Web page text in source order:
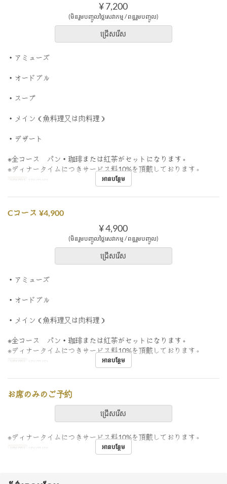
¥ 7,200
(មិនរួមបញ្ចូលថ្លៃសេវាកម្ម / ពន្ធរួមបញ្ចូល)
ជ្រើសរើស
・アミューズ
・オードブル
・スープ
・メイン（魚料理又は肉料理）
・デザート
※全コース パン・珈琲または紅茶がセットになります。
※ディナータイムにつきサービス料10%を頂戴しております。
អាហារ អាហារឡ អានបន្ថែម
Cコース ¥4,900
¥ 4,900
(មិនរួមបញ្ចូលថ្លៃសេវាកម្ម / ពន្ធរួមបញ្ចូល)
ជ្រើសរើស
・アミューズ
・オードブル
・メイン（魚料理又は肉料理）
※全コース パン・珈琲または紅茶がセットになります。
※ディナータイムにつきサービス料10%を頂戴しております。
អាហារ អាហារឡ អានបន្ថែម
お席のみのご予約
ជ្រើសរើស
※ディナータイムにつきサービス料10%を頂戴しております。
អាហារ អាហារឡ អានបន្ថែម